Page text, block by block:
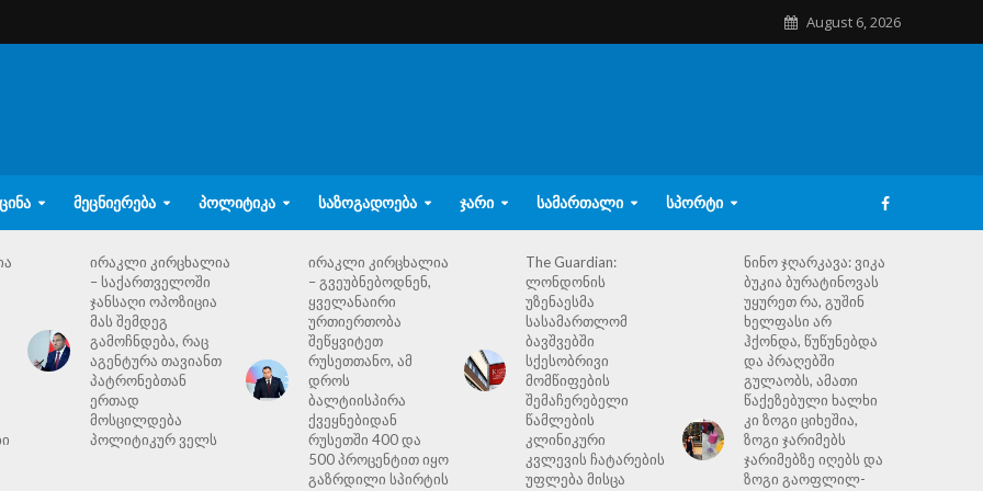
August 6, 2026
ᲛᲔᲪᲜᲘᲔᲠᲔᲑᲐ ᲞᲝᲚᲘᲢᲘᲙᲐ ᲡᲐᲖᲝᲒᲐᲓᲝᲔᲑᲐ ᲯᲐᲠᲘ ᲡᲐᲛᲐᲠᲗᲐᲚᲘ ᲡᲞᲝᲠᲢᲘ
ირაკლი კირცხალია
– საქართველოში
ჯანსაღი ოპოზიცია
მას შემდეგ
გამოჩნდება, რაც
აგენტურა თავიანთ
პატრონებთან
ერთად
მოსცილდება
პოლიტიკურ ველს
ირაკლი კირცხალია
– გვეუბნებოდნენ,
ყველანაირი
ურთიერთობა
შეწყვიტეთ
რუსეთთანო, ამ
დროს
ბალტიისპირა
ქვეყნებიდან
რუსეთში 400 და
500 პროცენტით იყო
გაზრდილი სპირტის
The Guardian:
ლონდონის
უზენაესმა
სასამართლომ
ბავშვებში
სქესობრივი
მომწიფების
შემაჩერებელი
წამლების
კლინიკური
კვლევის ჩატარების
უფლება მისცა
ნინო ჯღარკავა: ვიკა
ბუკია ბურატინოვას
უყურეთ რა, გუშინ
ხელფასი არ
ჰქონდა, წუწუნებდა
და პრაღებში
გულაობს, ამათი
წაქეზებული ხალხი
კი ზოგი ციხეშია,
ზოგი ჯარიმებს
ჯარიმებზე იღებს და
ზოგი გაოფლილ-